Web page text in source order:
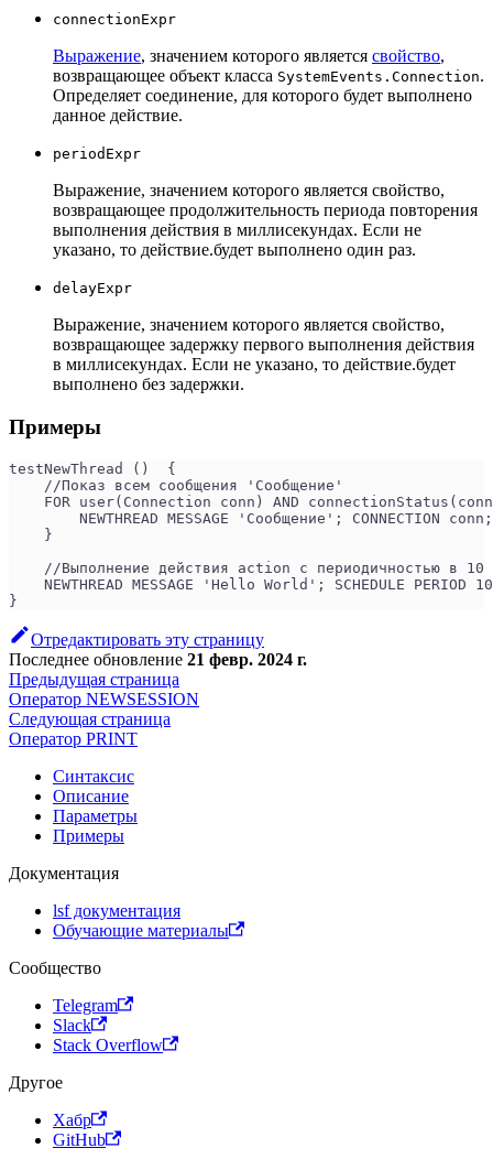
connectionExpr
Выражение, значением которого является свойство,
возвращающее объект класса SystemEvents.Connection.
Определяет соединение, для которого будет выполнено
данное действие.
periodExpr
Выражение, значением которого является свойство,
возвращающее продолжительность периода повторения
выполнения действия в миллисекундах. Если не
указано, то действие.будет выполнено один раз.
delayExpr
Выражение, значением которого является свойство,
возвращающее задержку первого выполнения действия
в миллисекундах. Если не указано, то действие.будет
выполнено без задержки.
Примеры
testNewThread ()  {
    //Показ всем сообщения 'Сообщение'
FOR user(Connection conn) AND
        NEWTHREAD MESSAGE 'Сообщение'; CONNECTION conn;
    }
//Выполнение действия action с периодичностью в 10
NEWTHREAD MESSAGE 'Hello World'; SCHEDULE PERIOD
}
Отредактировать эту страницу
Последнее обновление 21 февр. 2024 г.
Предыдущая страница
Оператор NEWSESSION
Следующая страница
Оператор PRINT
Синтаксис
Описание
Параметры
Примеры
Документация
lsf документация
Обучающие материалы
Сообщество
Telegram
Slack
Stack Overflow
Другое
Хабр
GitHub